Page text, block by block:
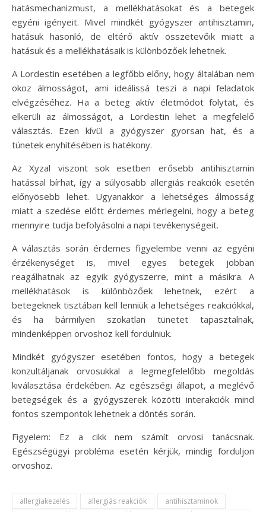
hatásmechanizmust, a mellékhatásokat és a betegek
egyéni igényeit. Mivel mindkét gyógyszer antihisztamin,
hatásuk hasonló, de eltérő aktív összetevőik miatt a
hatásuk és a mellékhatásaik is különbözőek lehetnek.
A Lordestin esetében a legfőbb előny, hogy általában nem
okoz álmosságot, ami ideálissá teszi a napi feladatok
elvégzéséhez. Ha a beteg aktív életmódot folytat, és
elkerüli az álmosságot, a Lordestin lehet a megfelelő
választás. Ezen kívül a gyógyszer gyorsan hat, és a
tünetek enyhítésében is hatékony.
Az Xyzal viszont sok esetben erősebb antihisztamin
hatással bírhat, így a súlyosabb allergiás reakciók esetén
előnyösebb lehet. Ugyanakkor a lehetséges álmosság
miatt a szedése előtt érdemes mérlegelni, hogy a beteg
mennyire tudja befolyásolni a napi tevékenységeit.
A választás során érdemes figyelembe venni az egyéni
érzékenységet is, mivel egyes betegek jobban
reagálhatnak az egyik gyógyszerre, mint a másikra. A
mellékhatások is különbözőek lehetnek, ezért a
betegeknek tisztában kell lenniük a lehetséges reakciókkal,
és ha bármilyen szokatlan tünetet tapasztalnak,
mindenképpen orvoshoz kell fordulniuk.
Mindkét gyógyszer esetében fontos, hogy a betegek
konzultáljanak orvosukkal a legmegfelelőbb megoldás
kiválasztása érdekében. Az egészségi állapot, a meglévő
betegségek és a gyógyszerek közötti interakciók mind
fontos szempontok lehetnek a döntés során.
Figyelem: Ez a cikk nem számít orvosi tanácsnak.
Egészségügyi probléma esetén kérjük, mindig forduljon
orvoshoz.
allergiakezelés allergiás reakciók
antihisztaminok